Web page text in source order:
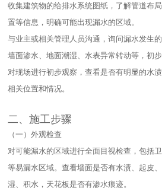
收集建筑物的给排水系统图纸，了解管道布
置等信息，明确可能出现漏水的区域。​
与业主或相关管理人员沟通，询问漏水发生
墙面渗水、地面潮湿、水表异常转动等，初
对现场进行初步观察，查看是否有明显的水
相关位置和情况。​
二、施工步骤​
（一）外观检查​
对可能漏水的区域进行全面目视检查，包括
等易漏水区域。查看墙面是否有水渍、起皮
湿、积水，天花板是否有渗水痕迹。​